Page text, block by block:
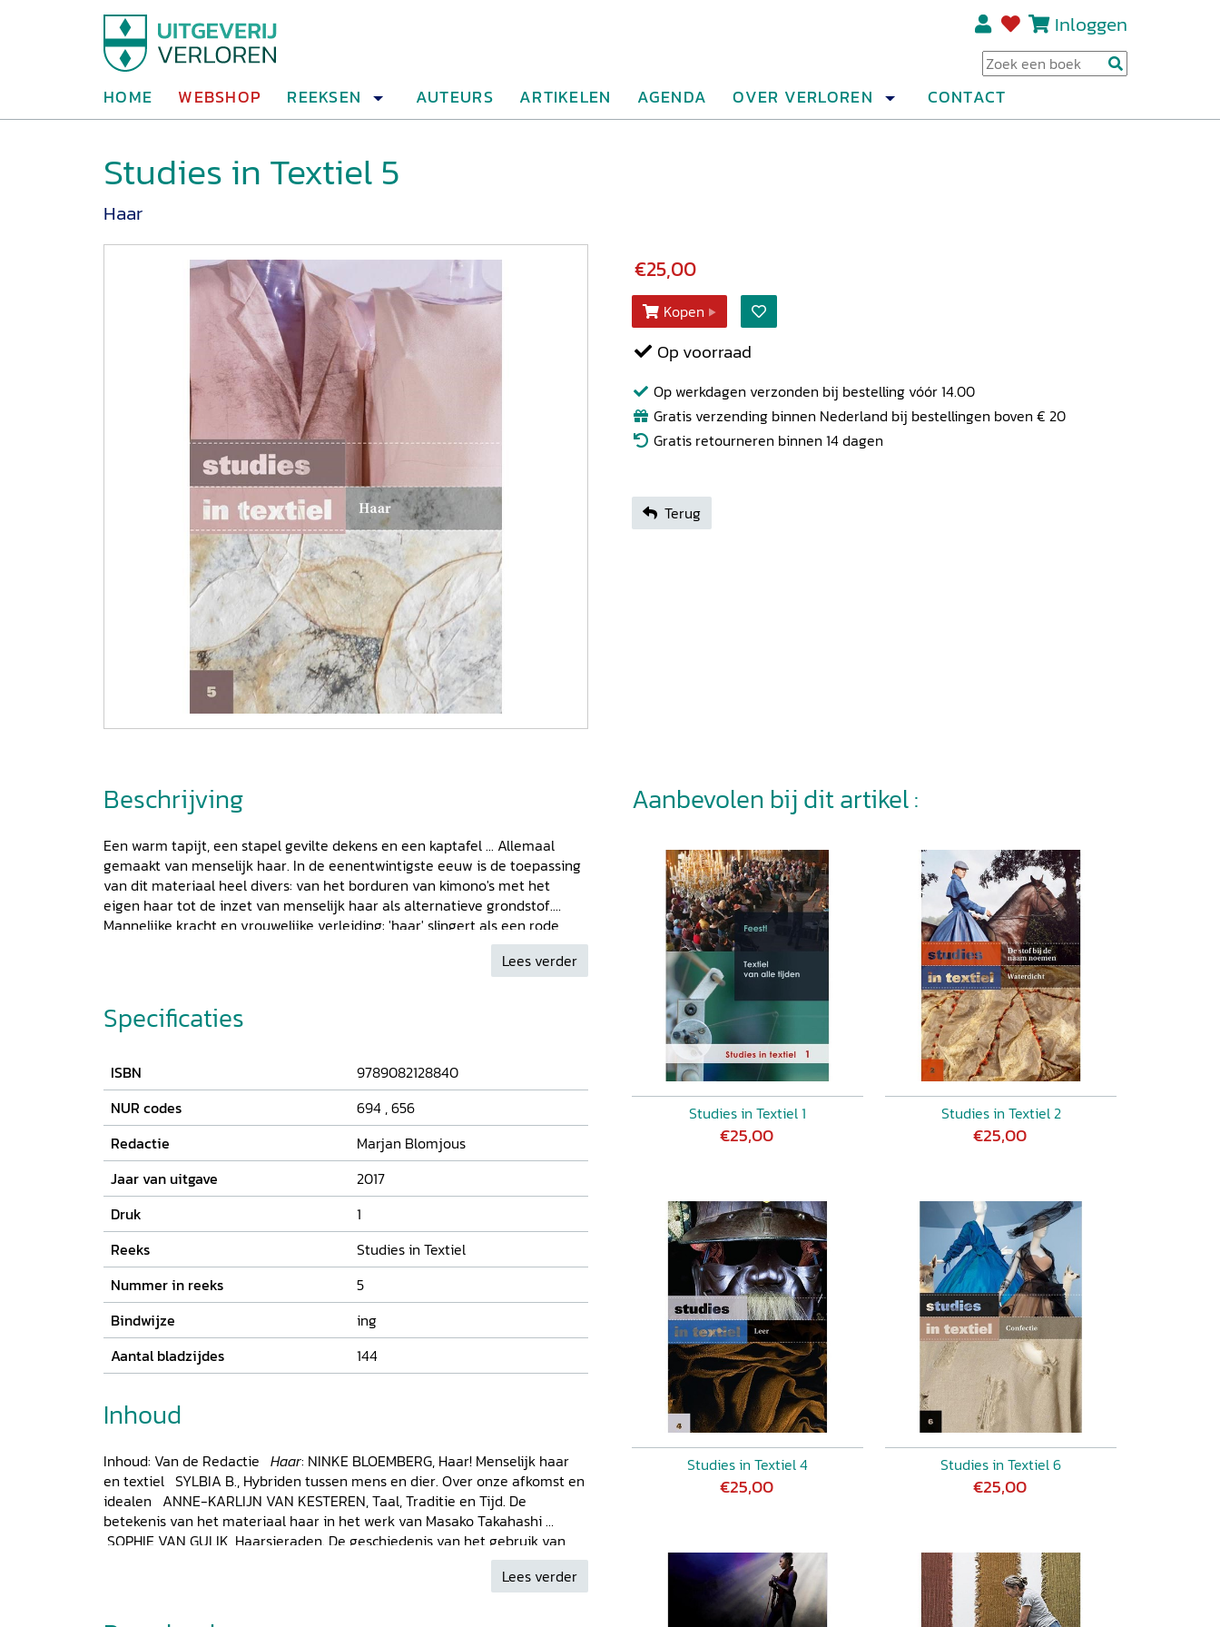
Inloggen
HOME WEBSHOP REEKSEN AUTEURS ARTIKELEN AGENDA OVER VERLOREN CONTACT
Studies in Textiel 5
Haar
€25,00
Kopen
Op voorraad
Op werkdagen verzonden bij bestelling vóór 14.00
Gratis verzending binnen Nederland bij bestellingen boven € 20
Gratis retourneren binnen 14 dagen
Terug
Beschrijving
Een warm tapijt, een stapel gevilte dekens en een kaptafel ... Allemaal
gemaakt van menselijk haar. In de eenentwintigste eeuw is de toepassing
van dit materiaal heel divers: van het borduren van kimono's met het
eigen haar tot de inzet van menselijk haar als alternatieve grondstof.
Mannelijke kracht en vrouwelijke verleiding: 'haar' slingert als een rode
gaat over de
wereldwijde mogelijkheden en onmogelijkheden om het materiaal voor
Lees verder
Specificaties
ISBN
9789082128840
NUR codes
694 ,656
Redactie
Marjan Blomjous
Jaar van uitgave
2017
Druk
1
Reeks
Studies in Textiel
Nummer in reeks
5
Bindwijze
ing
Aantal bladzijdes
144
Inhoud
Inhoud: Van de Redactie Haar: NINKE BLOEMBERG, Haar! Menselijk haar
en textiel SYLBIA B., Hybriden tussen mens en dier. Over onze afkomst en
idealen ANNE-KARLIJN VAN KESTEREN, Taal, Traditie en Tijd. De
betekenis van het materiaal haar in het werk van Masako Takahashi
SOPHIE VAN GULIK, Haarsieraden. De geschiedenis van het gebruik van
menselijk haar in het sieraad ANNEKE SMELIK, Gevaarlijk haar. Menselijk
haar in kunst en mode EMMA TARLO, Hidden Histories of Human Hair in
mensenhaar als textiele grondstof? SARAH CHEANG, 'Specimens of
Lees verder
Aanbevolen bij dit artikel :
Studies in Textiel 1
€25,00
Studies in Textiel 2
€25,00
Studies in Textiel 4
€25,00
Studies in Textiel 6
€25,00